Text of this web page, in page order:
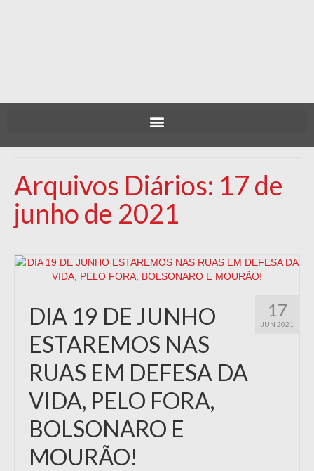
Arquivos Diários: 17 de
junho de 2021
17
JUN 2021
DIA 19 DE JUNHO
ESTAREMOS NAS
RUAS EM DEFESA DA
VIDA, PELO FORA,
BOLSONARO E
MOURÃO!